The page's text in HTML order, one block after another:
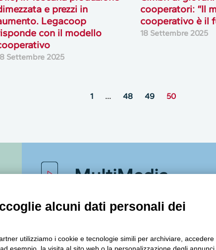
e prezzi in
Legacoop
con il modello
Settembre 2025
cooperatori: “Il
cooperativo è il
18 Settembre 2025
1 … 48 49 50
MultiMedia
alcuni dati personali dei
utilizziamo i cookie e tecnologie simili per archiviare, accedere